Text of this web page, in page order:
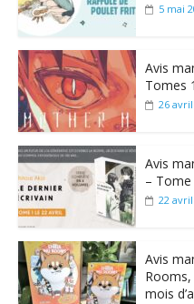
5 mai
Avis
Tomes
26
Avis
– Tome
22
Avis
mois